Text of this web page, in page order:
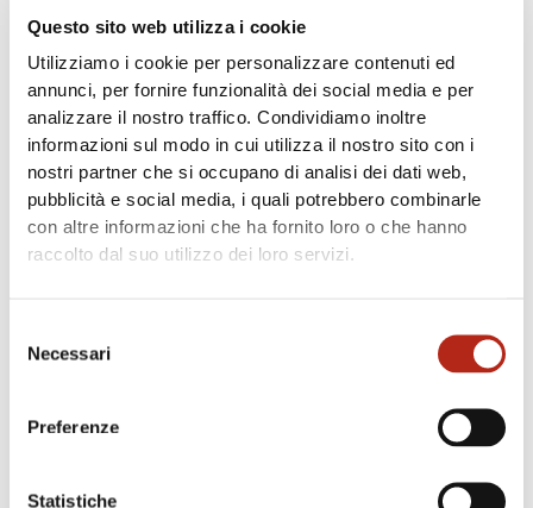
Questo sito web utilizza i cookie
Utilizziamo i cookie per personalizzare contenuti ed
annunci, per fornire funzionalità dei social media e per
analizzare il nostro traffico. Condividiamo inoltre
informazioni sul modo in cui utilizza il nostro sito con i
nostri partner che si occupano di analisi dei dati web,
pubblicità e social media, i quali potrebbero combinarle
con altre informazioni che ha fornito loro o che hanno
raccolto dal suo utilizzo dei loro servizi.
delNecessari
Preferenze
Statistiche
Lacittàe il mercato immobiliare locale
Ladurata e tipologia del contratto
In molti casi, la provvigione vienesuddivisa
equamente tra il locatore (proprietario) e l’inquilino,
ma può variare in base agli accordi presi con
l’agenzia.
Spese aggiuntive : oltre alla provvigione,
potrebbero esserci costi extra
redazione
del contratto
e l’assistenza nella registrazione
: alcune agenzie offrono
consulenza sulla gestione della proprietà,